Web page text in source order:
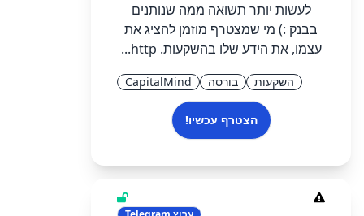
לעשות יותר תשואה ממה שנותנים
בבנק :) מי שמצטרף מוזמן להציג את
עצמו, את הידע שלו בהשקעות. http...
השקעות בורסה CapitalMind
הצטרף עכשיו!